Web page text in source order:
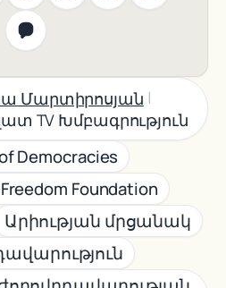
Մարտիրոսյան |
TV Խմբագրություն
Democracies
Foundation
Արիության մրցանակ